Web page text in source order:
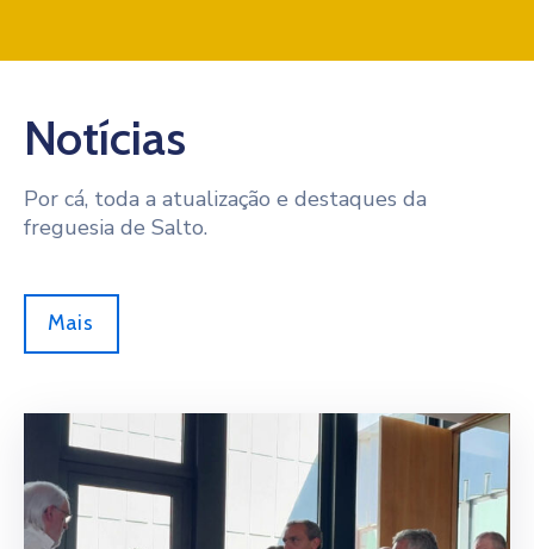
Notícias
Por cá, toda a atualização e destaques da
freguesia de Salto.
Mais